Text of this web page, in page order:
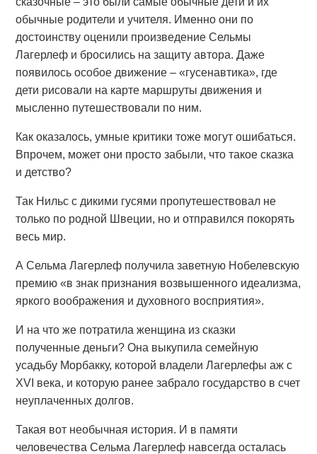
обычные родители и учителя. Именно они по
достоинству оценили произведение Сельмы
Лагерлеф и бросились на защиту автора. Даже
появилось особое движение – «гусенавтика», где
дети рисовали на карте маршруты движения и
мысленно путешествовали по ним.
Как оказалось, умные критики тоже могут ошибаться.
Впрочем, может они просто забыли, что такое сказка
и детство?
Так Нильс с дикими гусями пропутешествовал не
только по родной Швеции, но и отправился покорять
весь мир.
А Сельма Лагерлеф получила заветную Нобелевскую
премию «в знак признания возвышенного идеализма,
яркого воображения и духовного восприятия».
И на что же потратила женщина из сказки
полученные деньги? Она выкупила семейную
усадьбу Морбакку, которой владели Лагерлефы аж с
XVI века, и которую ранее забрало государство в счет
неуплаченных долгов.
Такая вот необычная история. И в памяти
человечества Сельма Лагерлеф навсегда осталась